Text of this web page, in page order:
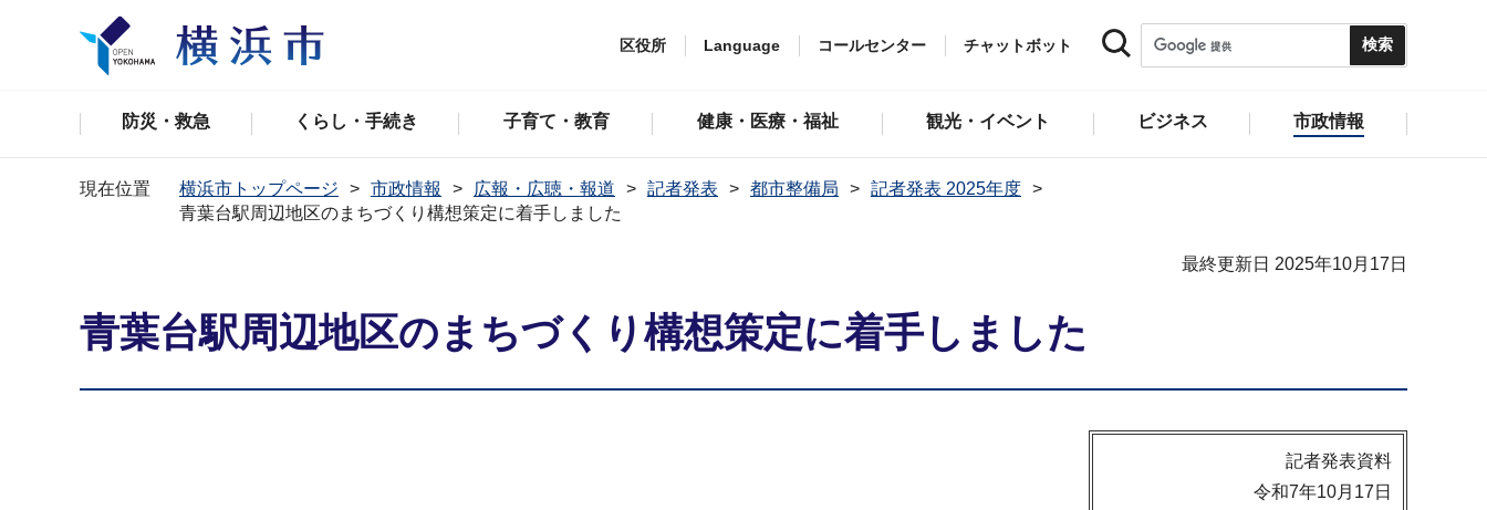
区役所 Language コールセンター チャットボット
防災・救急 くらし・手続き 子育て・教育 健康・医療・福祉 観光・イベント ビジネス 市政情報
現在位置 横浜市トップページ 市政情報 広報・広聴・報道 記者発表 都市整備局
記者発表 2025年度
青葉台駅周辺地区のまちづくり構想策定に着手しました
最終更新日 2025年10月17日
青葉台駅周辺地区のまちづくり構想策定に着手しました
記者発表資料
令和7年10月17日